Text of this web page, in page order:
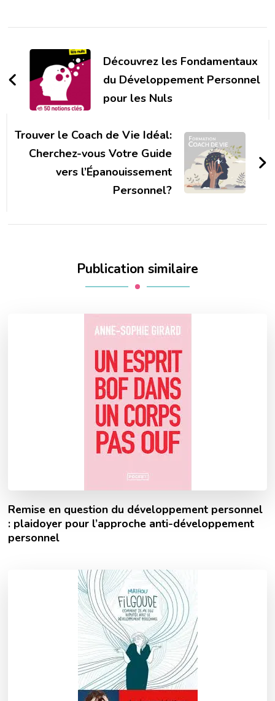
d'article
Découvrez les Fondamentaux
du Développement Personnel
pour les Nuls
Trouver le Coach de Vie Idéal:
Cherchez-vous Votre Guide
vers l’Épanouissement
Personnel?
Publication similaire
Remise en question du développement personnel
: plaidoyer pour l’approche anti-développement
personnel